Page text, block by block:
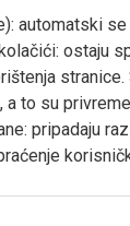
automatski
ostaju
to su
pripadaju